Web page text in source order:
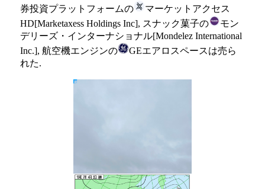
券投資プラットフォームの
マーケットアクセス
HD[Marketaxess Holdings Inc], スナック菓子の
モン
デリーズ・インターナショナル[Mondelez International
Inc.], 航空機エンジンの
GEエアロスペースは売ら
れた.